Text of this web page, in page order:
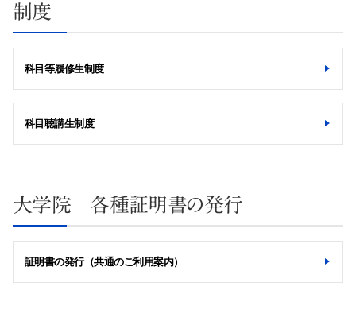
制度
科目等履修生制度
科目聴講生制度
大学院 各種証明書の発行
証明書の発行（共通のご利用案内）